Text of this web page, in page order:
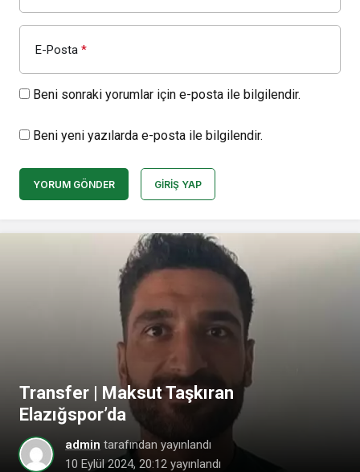
E-Posta *
Beni sonraki yorumlar için e-posta ile bilgilendir.
Beni yeni yazılarda e-posta ile bilgilendir.
YORUM GÖNDER GIRIŞ YAP
Transfer | Maksut Taşkıran
Elazığspor’da
admin tarafından yayınlandı
10 Eylül 2024, 20:12 yayınlandı